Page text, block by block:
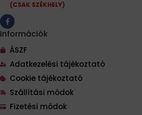
(CSAK SZÉKHELY)
Információk
ÁSZF
Adatkezelési tájékoztató
Cookie tájékoztató
Szállítási módok
Fizetési módok